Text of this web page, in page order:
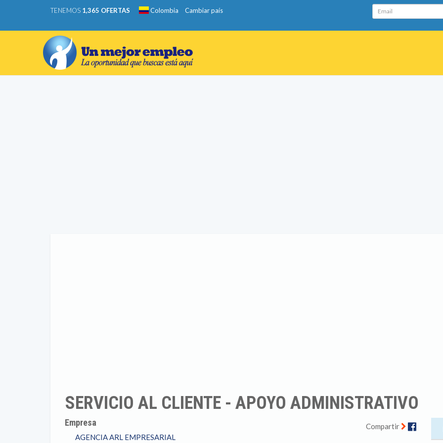
TENEMOS 1,365 OFERTAS Colombia Cambiar país Email
SERVICIO AL CLIENTE - APOYO ADMINISTRATIVO
Compartir
Empresa
AGENCIA ARL EMPRESARIAL